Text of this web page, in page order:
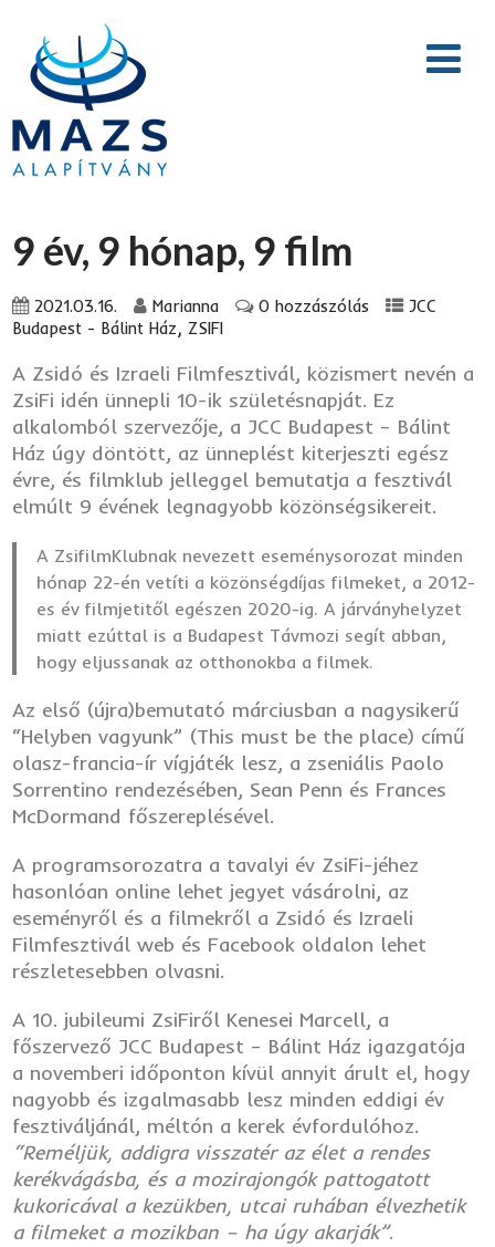
9 év, 9 hónap, 9 film
2021.03.16. Marianna 0 hozzászólás
JCC
Budapest - Bálint Ház, ZSIFI
A Zsidó és Izraeli Filmfesztivál, közismert nevén a
ZsiFi idén ünnepli 10-ik születésnapját. Ez
alkalomból szervezője, a JCC Budapest – Bálint
Ház úgy döntött, az ünneplést kiterjeszti egész
évre, és filmklub jelleggel bemutatja a fesztivál
elmúlt 9 évének legnagyobb közönségsikereit.
A ZsifilmKlubnak nevezett eseménysorozat minden
hónap 22-én vetíti a közönségdíjas filmeket, a 2012-
es év filmjetitől egészen 2020-ig. A járványhelyzet
miatt ezúttal is a Budapest Távmozi segít abban,
hogy eljussanak az otthonokba a filmek.
Az első (újra)bemutató márciusban a nagysikerű
“Helyben vagyunk” (This must be the place) című
olasz-francia-ír vígjáték lesz, a zseniális Paolo
Sorrentino rendezésében, Sean Penn és Frances
McDormand főszereplésével.
A programsorozatra a tavalyi év ZsiFi-jéhez
hasonlóan online lehet jegyet vásárolni, az
eseményről és a filmekről a Zsidó és Izraeli
Filmfesztivál web és Facebook oldalon lehet
részletesebben olvasni.
A 10. jubileumi ZsiFiről Kenesei Marcell, a
főszervező JCC Budapest – Bálint Ház igazgatója
a novemberi időponton kívül annyit árult el, hogy
nagyobb és izgalmasabb lesz minden eddigi év
fesztiváljánál, méltón a kerek évfordulóhoz.
“Reméljük, addigra visszatér az élet a rendes
kerékvágásba, és a mozirajongók pattogatott
kukoricával a kezükben, utcai ruhában élvezhetik
a filmeket a mozikban – ha úgy akarják”.